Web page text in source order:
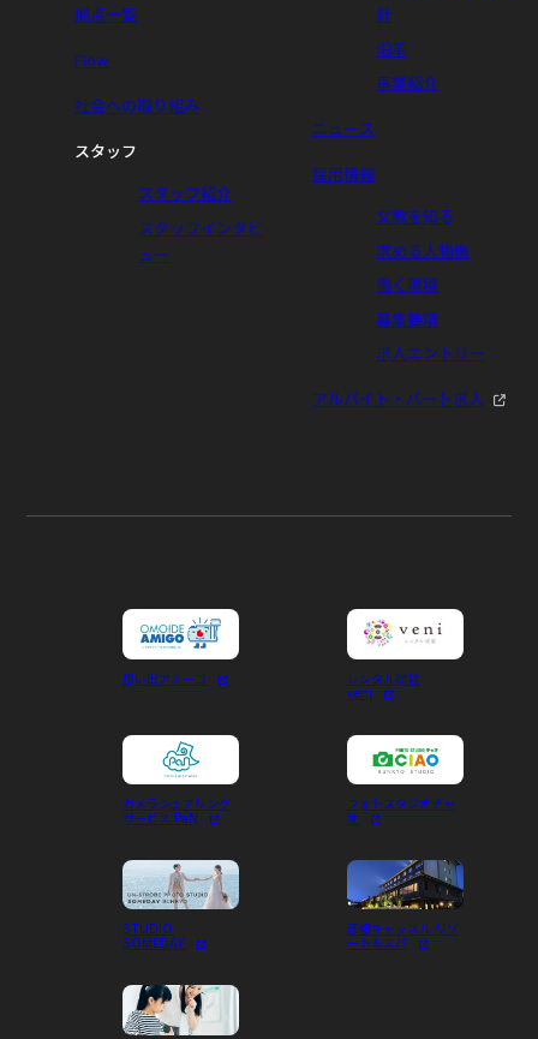
拠点一覧
Flow
社会への取り組み
スタッフ
スタッフ紹介
スタッフインタビ
ュー
針
沿革
事業紹介
ニュース
採用情報
文教を知る
求める人物像
働く環境
募集要項
求人エントリー
アルバイト・パート求人
想い出アミーゴ
レンタル琉装
veni
カメラシェアリング
サービス PaN
フォトスタジオチャ
オ
STUDIO
SOMEDAY
彦根キャッスル リゾ
ート＆スパ